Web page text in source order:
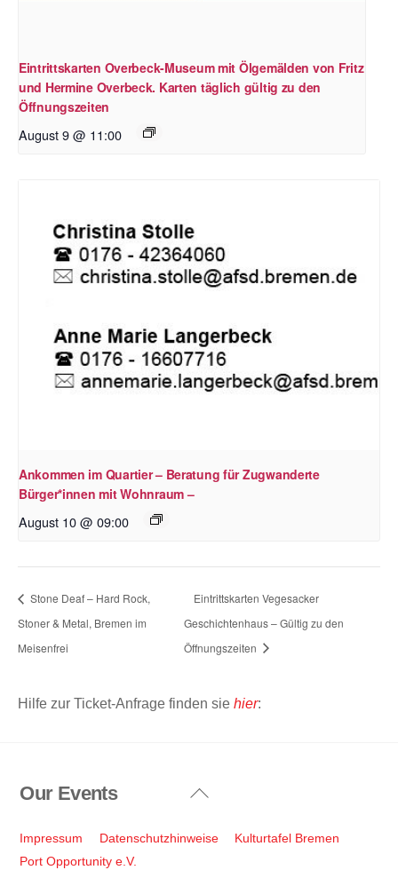
Eintrittskarten Overbeck-Museum mit Ölgemälden von Fritz
und Hermine Overbeck. Karten täglich gültig zu den
Öffnungszeiten
August 9 @ 11:00
Ankommen im Quartier – Beratung für Zugwanderte
Bürger*innen mit Wohnraum –
August 10 @ 09:00
Stone Deaf – Hard Rock,
Stoner & Metal, Bremen im
Meisenfrei
Eintrittskarten Vegesacker
Geschichtenhaus – Gültig zu den
Öffnungszeiten
Hilfe zur Ticket-Anfrage finden sie hier:
Back
Top
Our Events
Impressum Datenschutzhinweise
Kulturtafel Bremen
Port Opportunity e.V.